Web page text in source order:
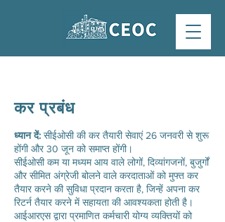
कर प्रबंध
ध्यान दें: सीईओसी की कर तैयारी सेवाएं 26 जनवरी से शुरू
होंगी और 30 जून को समाप्त होंगी।
सीईओसी कम या मध्यम आय वाले लोगों, दिव्यांगजनों, बुजुर्गों
और सीमित अंग्रेजी बोलने वाले करदाताओं को मुफ्त कर
तैयार करने की सुविधा प्रदान करता है, जिन्हें अपना कर
रिटर्न तैयार करने में सहायता की आवश्यकता होती है।
आईआरएस द्वारा प्रमाणित कर्मचारी योग्य व्यक्तियों को